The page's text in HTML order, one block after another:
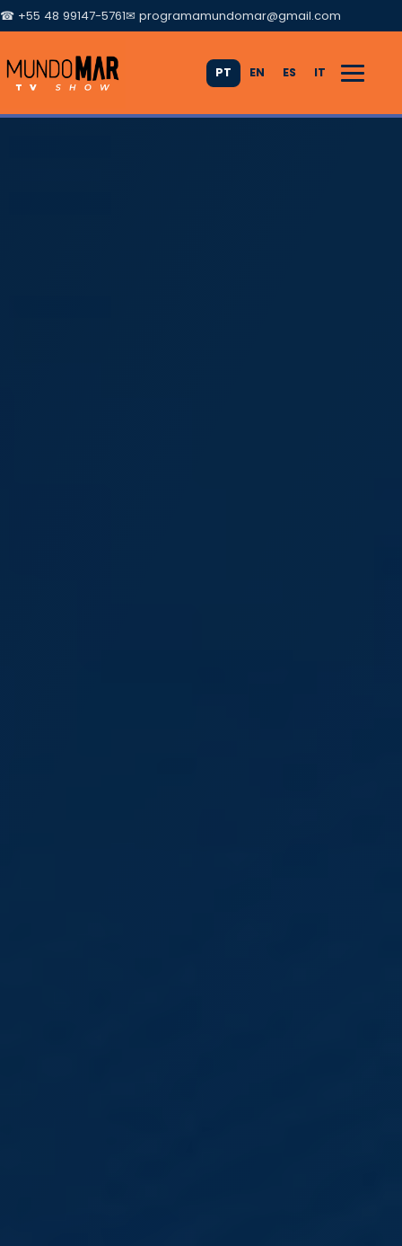
☎ +55 48 99147-5761✉ programamundomar@gmail.com
PT EN ES IT